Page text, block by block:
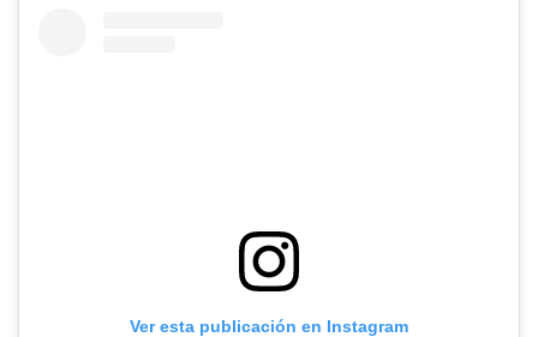
Ver esta publicación en Instagram